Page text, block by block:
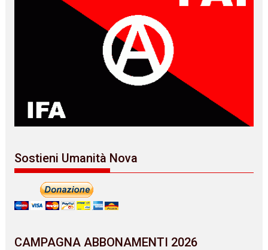
Sostieni Umanità Nova
CAMPAGNA ABBONAMENTI 2026